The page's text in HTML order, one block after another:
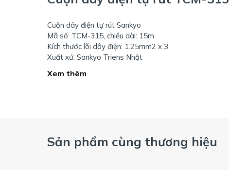
Cuộn dây điện tự rút Sankyo
Mã số: TCM-315, chiều dài: 15m
Kích thước lõi dây điện: 1.25mm2 x 3
Xuất xứ: Sankyo Triens Nhật
Xem thêm
Sản phẩm cùng thương hiệu